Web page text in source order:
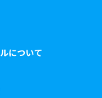
について